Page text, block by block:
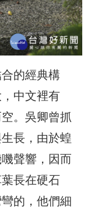
合的經典構
中文裡有
。吳卿曾抓
長，由於蝗
聲響，因而
長在硬石
的，他們細